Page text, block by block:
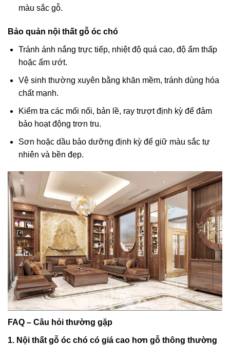
màu sắc gỗ.
Bảo quản nội thất gỗ óc chó
Tránh ánh nắng trực tiếp, nhiệt độ quá cao, độ ẩm thấp
hoặc ẩm ướt.
Vệ sinh thường xuyên bằng khăn mềm, tránh dùng hóa
chất mạnh.
Kiểm tra các mối nối, bản lề, ray trượt định kỳ để đảm
bảo hoạt động trơn tru.
Sơn hoặc dầu bảo dưỡng định kỳ để giữ màu sắc tự
nhiên và bền đẹp.
FAQ – Câu hỏi thường gặp
1. Nội thất gỗ óc chó có giá cao hơn gỗ thông thường